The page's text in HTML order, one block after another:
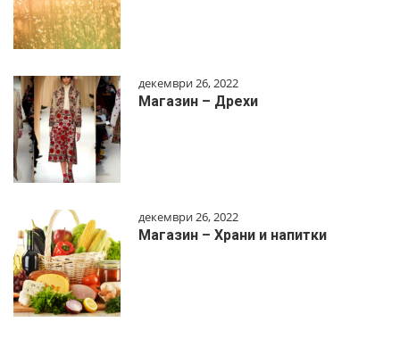
декември 26, 2022
Магазин – Дрехи
декември 26, 2022
Магазин – Храни и напитки